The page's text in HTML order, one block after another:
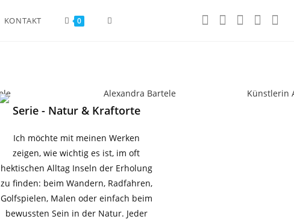
KONTAKT 0
Serie - Natur & Kraftorte
Ich möchte mit meinen Werken
zeigen, wie wichtig es ist, im oft
hektischen Alltag Inseln der Erholung
zu finden: beim Wandern, Radfahren,
Golfspielen, Malen oder einfach beim
bewussten Sein in der Natur. Jeder